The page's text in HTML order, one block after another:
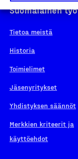
Suomalainen työ
Tietoa meistä
Historia
Toimielimet
Jäsenyritykset
Yhdistyksen säännöt
Merkkien kriteerit ja
käyttöehdot